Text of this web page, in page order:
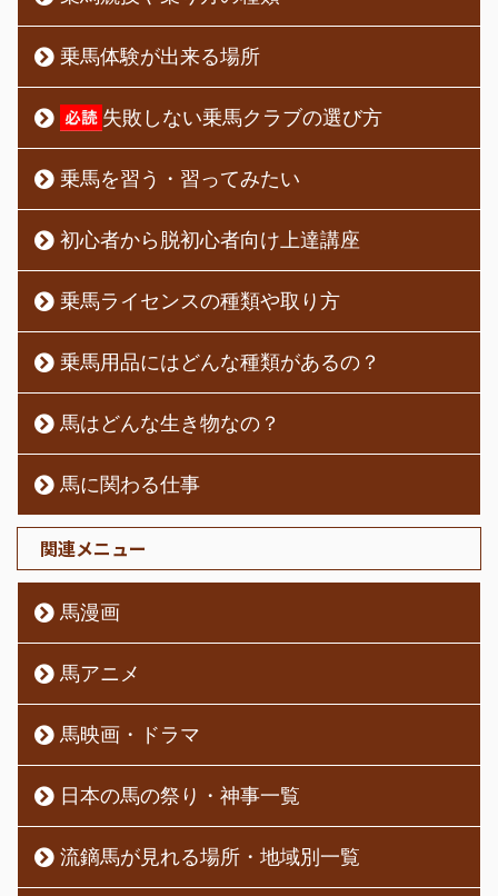
乗馬体験が出来る場所
失敗しない乗馬クラブの選び方
乗馬を習う・習ってみたい
初心者から脱初心者向け上達講座
乗馬ライセンスの種類や取り方
乗馬用品にはどんな種類があるの？
馬はどんな生き物なの？
馬に関わる仕事
関連メニュー
馬漫画
馬アニメ
馬映画・ドラマ
日本の馬の祭り・神事一覧
流鏑馬が見れる場所・地域別一覧